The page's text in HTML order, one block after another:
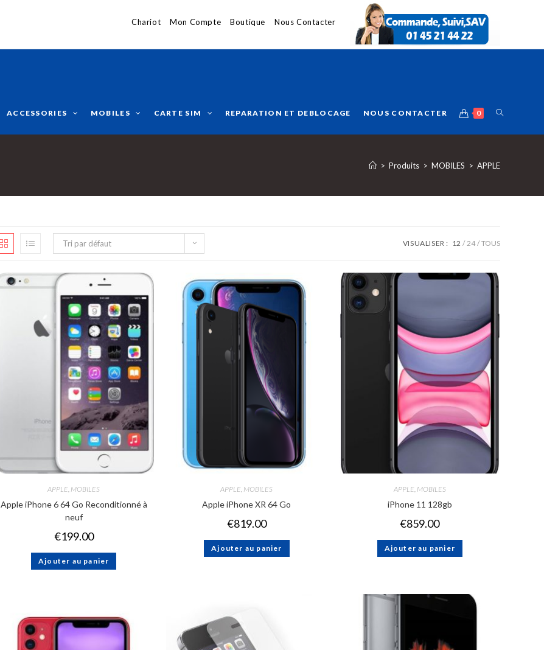
Chariot Mon Compte Boutique Nous Contacter
ACCESSORIES MOBILES CARTE SIM REPARATION ET DEBLOCAGE NOUS CONTACTER 0
> Produits > MOBILES > APPLE
Tri par défaut VISUALISER : 12 24 TOUS
APPLE, MOBILES
Apple iPhone 6 64 Go Reconditionné à
neuf
€199.00
Ajouter au panier
APPLE, MOBILES
Apple iPhone XR 64 Go
€819.00
Ajouter au panier
APPLE, MOBILES
iPhone 11 128gb
€859.00
Ajouter au panier